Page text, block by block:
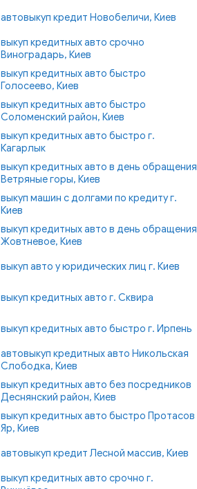
автовыкуп кредит Новобеличи, Киев
выкуп кредитных авто срочно
Виноградарь, Киев
выкуп кредитных авто быстро
Голосеево, Киев
выкуп кредитных авто быстро
Соломенский район, Киев
выкуп кредитных авто быстро г.
Кагарлык
выкуп кредитных авто в день обращения
Ветряные горы, Киев
выкуп машин с долгами по кредиту г.
Киев
выкуп кредитных авто в день обращения
Жовтневое, Киев
выкуп авто у юридических лиц г. Киев
выкуп кредитных авто г. Сквира
выкуп кредитных авто быстро г. Ирпень
автовыкуп кредитных авто Никольская
Слободка, Киев
выкуп кредитных авто без посредников
Деснянский район, Киев
выкуп кредитных авто быстро Протасов
Яр, Киев
автовыкуп кредит Лесной массив, Киев
выкуп кредитных авто срочно г.